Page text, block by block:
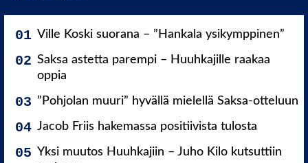
Ville Koski suorana – ”Hankala ysikymppinen”
Saksa astetta parempi – Huuhkajille raakaa
oppia
”Pohjolan muuri” hyvällä mielellä Saksa-otteluun
Jacob Friis hakemassa positiivista tulosta
Yksi muutos Huuhkajiin – Juho Kilo kutsuttiin